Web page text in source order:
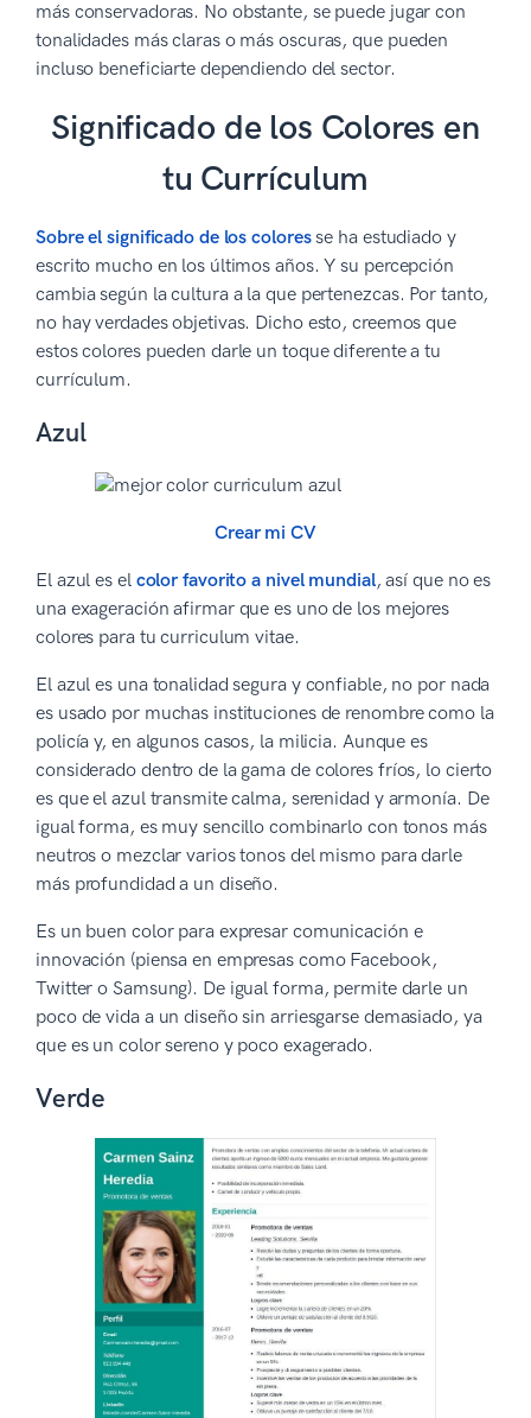
más conservadoras. No obstante, se puede jugar con
tonalidades más claras o más oscuras, que pueden
incluso beneficiarte dependiendo del sector.
Significado de los Colores en
tu Currículum
Sobre el significado de los coloresse ha estudiado y
escrito mucho en los últimos años. Y su percepción
cambia según la cultura a la que pertenezcas. Por tanto,
no hay verdades objetivas. Dicho esto, creemos que
estos colores pueden darle un toque diferente a tu
currículum.
Azul
Crear mi CV
El azul es el color favorito a nivel mundial, así que no es
una exageración afirmar que es uno de los mejores
colores para tu curriculum vitae.
El azul es una tonalidad segura y confiable, no por nada
es usado por muchas instituciones de renombre como la
policía y, en algunos casos, la milicia. Aunque es
considerado dentro de la gama de colores fríos, lo cierto
es que el azul transmite calma, serenidad y armonía. De
igual forma, es muy sencillo combinarlo con tonos más
neutros o mezclar varios tonos del mismo para darle
más profundidad a un diseño.
Es un buen color para expresar comunicación e
innovación (piensa en empresas como Facebook,
Twitter o Samsung). De igual forma, permite darle un
poco de vida a un diseño sin arriesgarse demasiado, ya
que es un color sereno y poco exagerado.
Verde